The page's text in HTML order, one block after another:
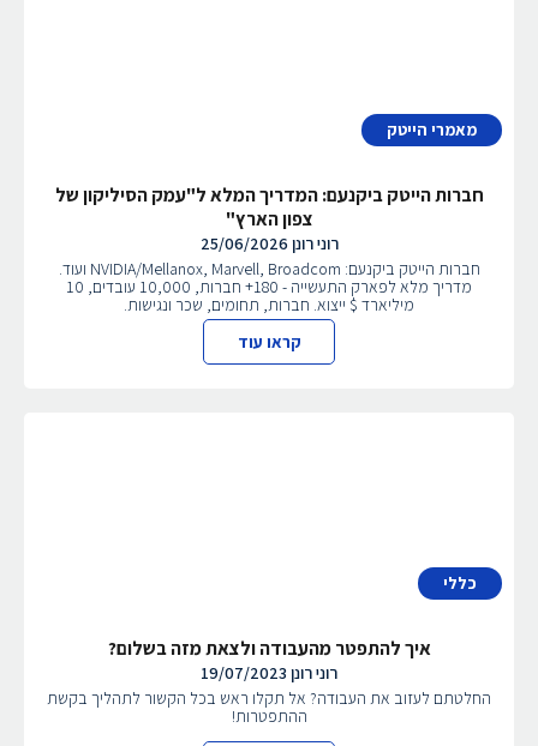
מאמרי הייטק
חברות הייטק ביקנעם: המדריך המלא ל"עמק הסיליקון של
צפון הארץ"
רוני רונן 25/06/2026
חברות הייטק ביקנעם: NVIDIA/Mellanox, Marvell, Broadcom ועוד.
מדריך מלא לפארק התעשייה - 180+ חברות, 10,000 עובדים, 10
מיליארד $ ייצוא. חברות, תחומים, שכר ונגישות.
קראו עוד
כללי
איך להתפטר מהעבודה ולצאת מזה בשלום?
רוני רונן19/07/2023
החלטתם לעזוב את העבודה? אל תקלו ראש בכל הקשור לתהליך בקשת
ההתפטרות!